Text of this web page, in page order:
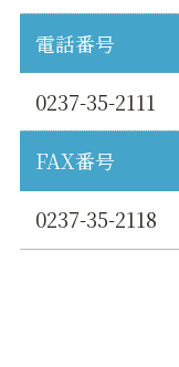
電話番号
0237-35-2111
FAX番号
0237-35-2118